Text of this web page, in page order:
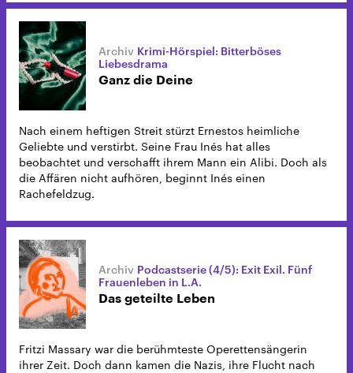
Krimi-Hörspiel: Bitterböses
Liebesdrama
Ganz die Deine
Nach einem heftigen Streit stürzt Ernestos heimliche
Geliebte und verstirbt. Seine Frau Inés hat alles
beobachtet und verschafft ihrem Mann ein Alibi. Doch als
die Affären nicht aufhören, beginnt Inés einen
Rachefeldzug.
Podcastserie (4/5): Exit Exil. Fünf
Frauenleben in L.A.
Das geteilte Leben
Fritzi Massary war die berühmteste Operettensängerin
ihrer Zeit. Doch dann kamen die Nazis, ihre Flucht nach